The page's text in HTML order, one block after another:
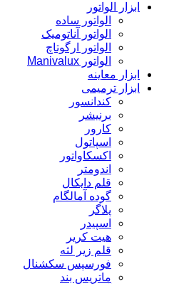
ابزار الواتور
الواتور ساده
الواتور آناتومیک
الواتور ارگوتاچ
الواتور Manivalux
ابزار معاینه
ابزار ترمیمی
کندانسور
برنیشر
کارور
اسپاتول
اکسکاواتور
اندومتر
قلم دایکال
گوده آمالگام
پلاگر
اسپیدر
هیت کریر
قلم زیر لثه
فورسپس سکشنال
ماتریس بند